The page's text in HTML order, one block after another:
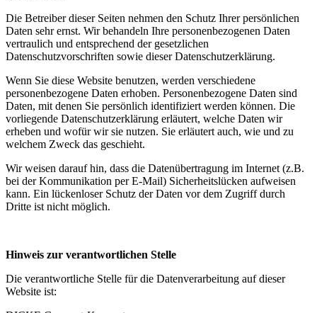
Die Betreiber dieser Seiten nehmen den Schutz Ihrer persönlichen
Daten sehr ernst. Wir behandeln Ihre personenbezogenen Daten
vertraulich und entsprechend der gesetzlichen
Datenschutzvorschriften sowie dieser Datenschutzerklärung.
Wenn Sie diese Website benutzen, werden verschiedene
personenbezogene Daten erhoben. Personenbezogene Daten sind
Daten, mit denen Sie persönlich identifiziert werden können. Die
vorliegende Datenschutzerklärung erläutert, welche Daten wir
erheben und wofür wir sie nutzen. Sie erläutert auch, wie und zu
welchem Zweck das geschieht.
Wir weisen darauf hin, dass die Datenübertragung im Internet (z.B.
bei der Kommunikation per E-Mail) Sicherheitslücken aufweisen
kann. Ein lückenloser Schutz der Daten vor dem Zugriff durch
Dritte ist nicht möglich.
Hinweis zur verantwortlichen Stelle
Die verantwortliche Stelle für die Datenverarbeitung auf dieser
Website ist: